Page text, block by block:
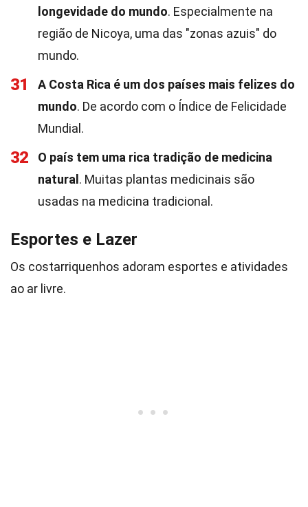
longevidade do mundo. Especialmente na
região de Nicoya, uma das "zonas azuis" do
mundo.
31
A Costa Rica é um dos países mais felizes do
mundo. De acordo com o Índice de Felicidade
Mundial.
32
O país tem uma rica tradição de medicina
natural . Muitas plantas medicinais são
usadas na medicina tradicional.
Esportes e Lazer
Os costarriquenhos adoram esportes e atividades
ao ar livre.